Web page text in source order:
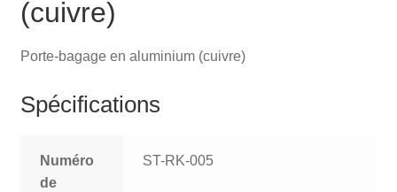
(cuivre)
Porte-bagage en aluminium (cuivre)
Spécifications
Numéro
de
ST-RK-005